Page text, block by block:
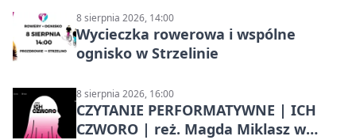
8 sierpnia 2026, 14:00
Wycieczka rowerowa i wspólne
ognisko w Strzelinie
8 sierpnia 2026, 16:00
CZYTANIE PERFORMATYWNE | ICH
CZWORO | reż. Magda Miklasz w